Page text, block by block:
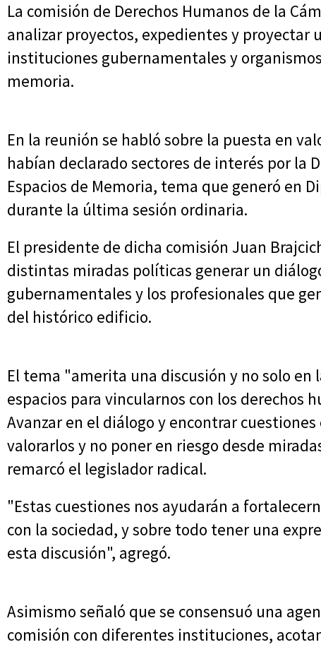
La comisión de Derechos Humanos de la
analizar proyectos, expedientes y proyectar
instituciones gubernamentales y
memoria.
En la reunión se habló sobre la puesta en
habían declarado sectores de interés por la
Espacios de Memoria, tema que generó en
durante la última sesión ordinaria.
El presidente de dicha comisión Juan
distintas miradas políticas generar un
gubernamentales y los profesionales que
del histórico edificio.
El tema "amerita una discusión y no solo en
espacios para vincularnos con los derechos
Avanzar en el diálogo y encontrar
valorarlos y no poner en riesgo desde
remarcó el legislador radical.
"Estas cuestiones nos ayudarán a
con la sociedad, y sobre todo tener una
esta discusión", agregó.
Asimismo señaló que se consensuó una
comisión con diferentes instituciones,